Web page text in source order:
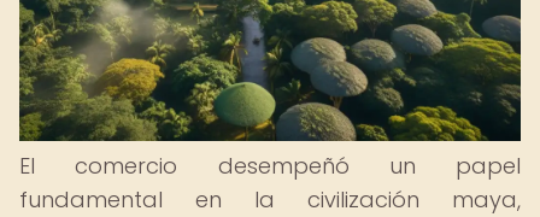
El comercio desempeñó un papel
fundamental en la civilización maya,